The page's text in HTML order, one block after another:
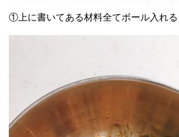
①上に書いてある材料全てボール入れる